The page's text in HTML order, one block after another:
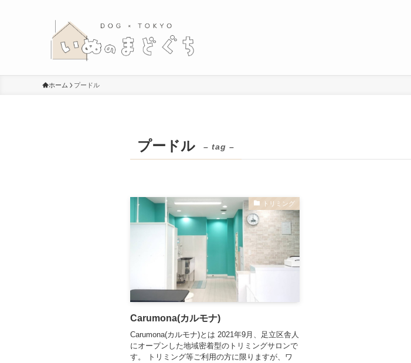
ホーム プードル
プードル – tag –
トリミング
Carumona(カルモナ)
Carumona(カルモナ)とは 2021年9月、足立区舎人
にオープンした地域密着型のトリミングサロンで
す。 トリミング等ご利用の方に限りますが、ワ